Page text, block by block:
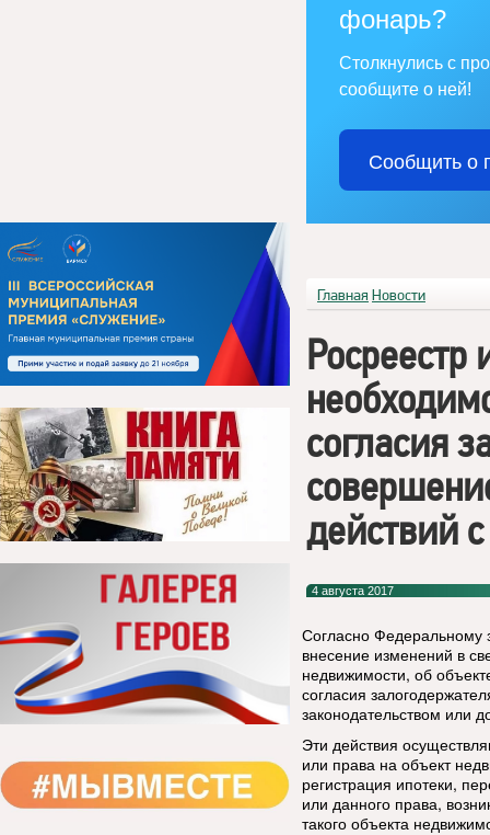
фонарь?
Столкнулись с
сообщите о ней!
Сообщить о
Главная Новости
Росреестр
согласия
действий
4 августа 2017
Согласно Федеральному
внесение изменений в
недвижимости, об
согласия
законодательством или
Эти действия
или права на объект
регистрация ипотеки,
или данного права,
такого объекта